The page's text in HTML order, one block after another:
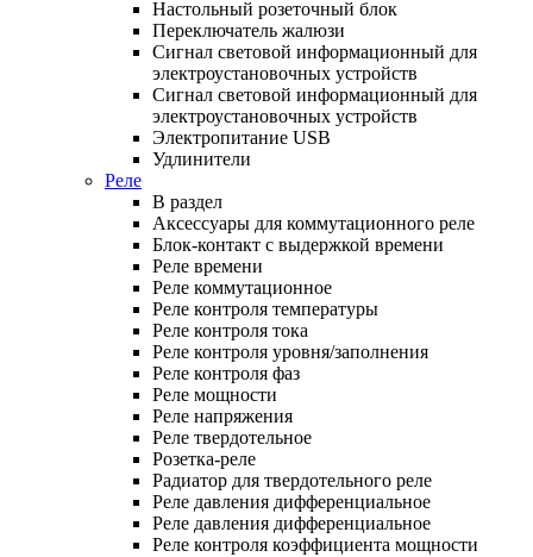
Настольный розеточный блок
Переключатель жалюзи
Сигнал световой информационный для
электроустановочных устройств
Сигнал световой информационный для
электроустановочных устройств
Электропитание USB
Удлинители
Реле
В раздел
Аксессуары для коммутационного реле
Блок-контакт с выдержкой времени
Реле времени
Реле коммутационное
Реле контроля температуры
Реле контроля тока
Реле контроля уровня/заполнения
Реле контроля фаз
Реле мощности
Реле напряжения
Реле твердотельное
Розетка-реле
Радиатор для твердотельного реле
Реле давления дифференциальное
Реле давления дифференциальное
Реле контроля коэффициента мощности